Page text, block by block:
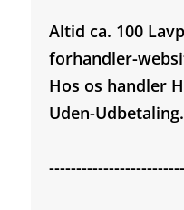
Altid ca. 100
forhandler-
Hos os handler
Uden-